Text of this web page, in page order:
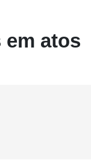
em atos